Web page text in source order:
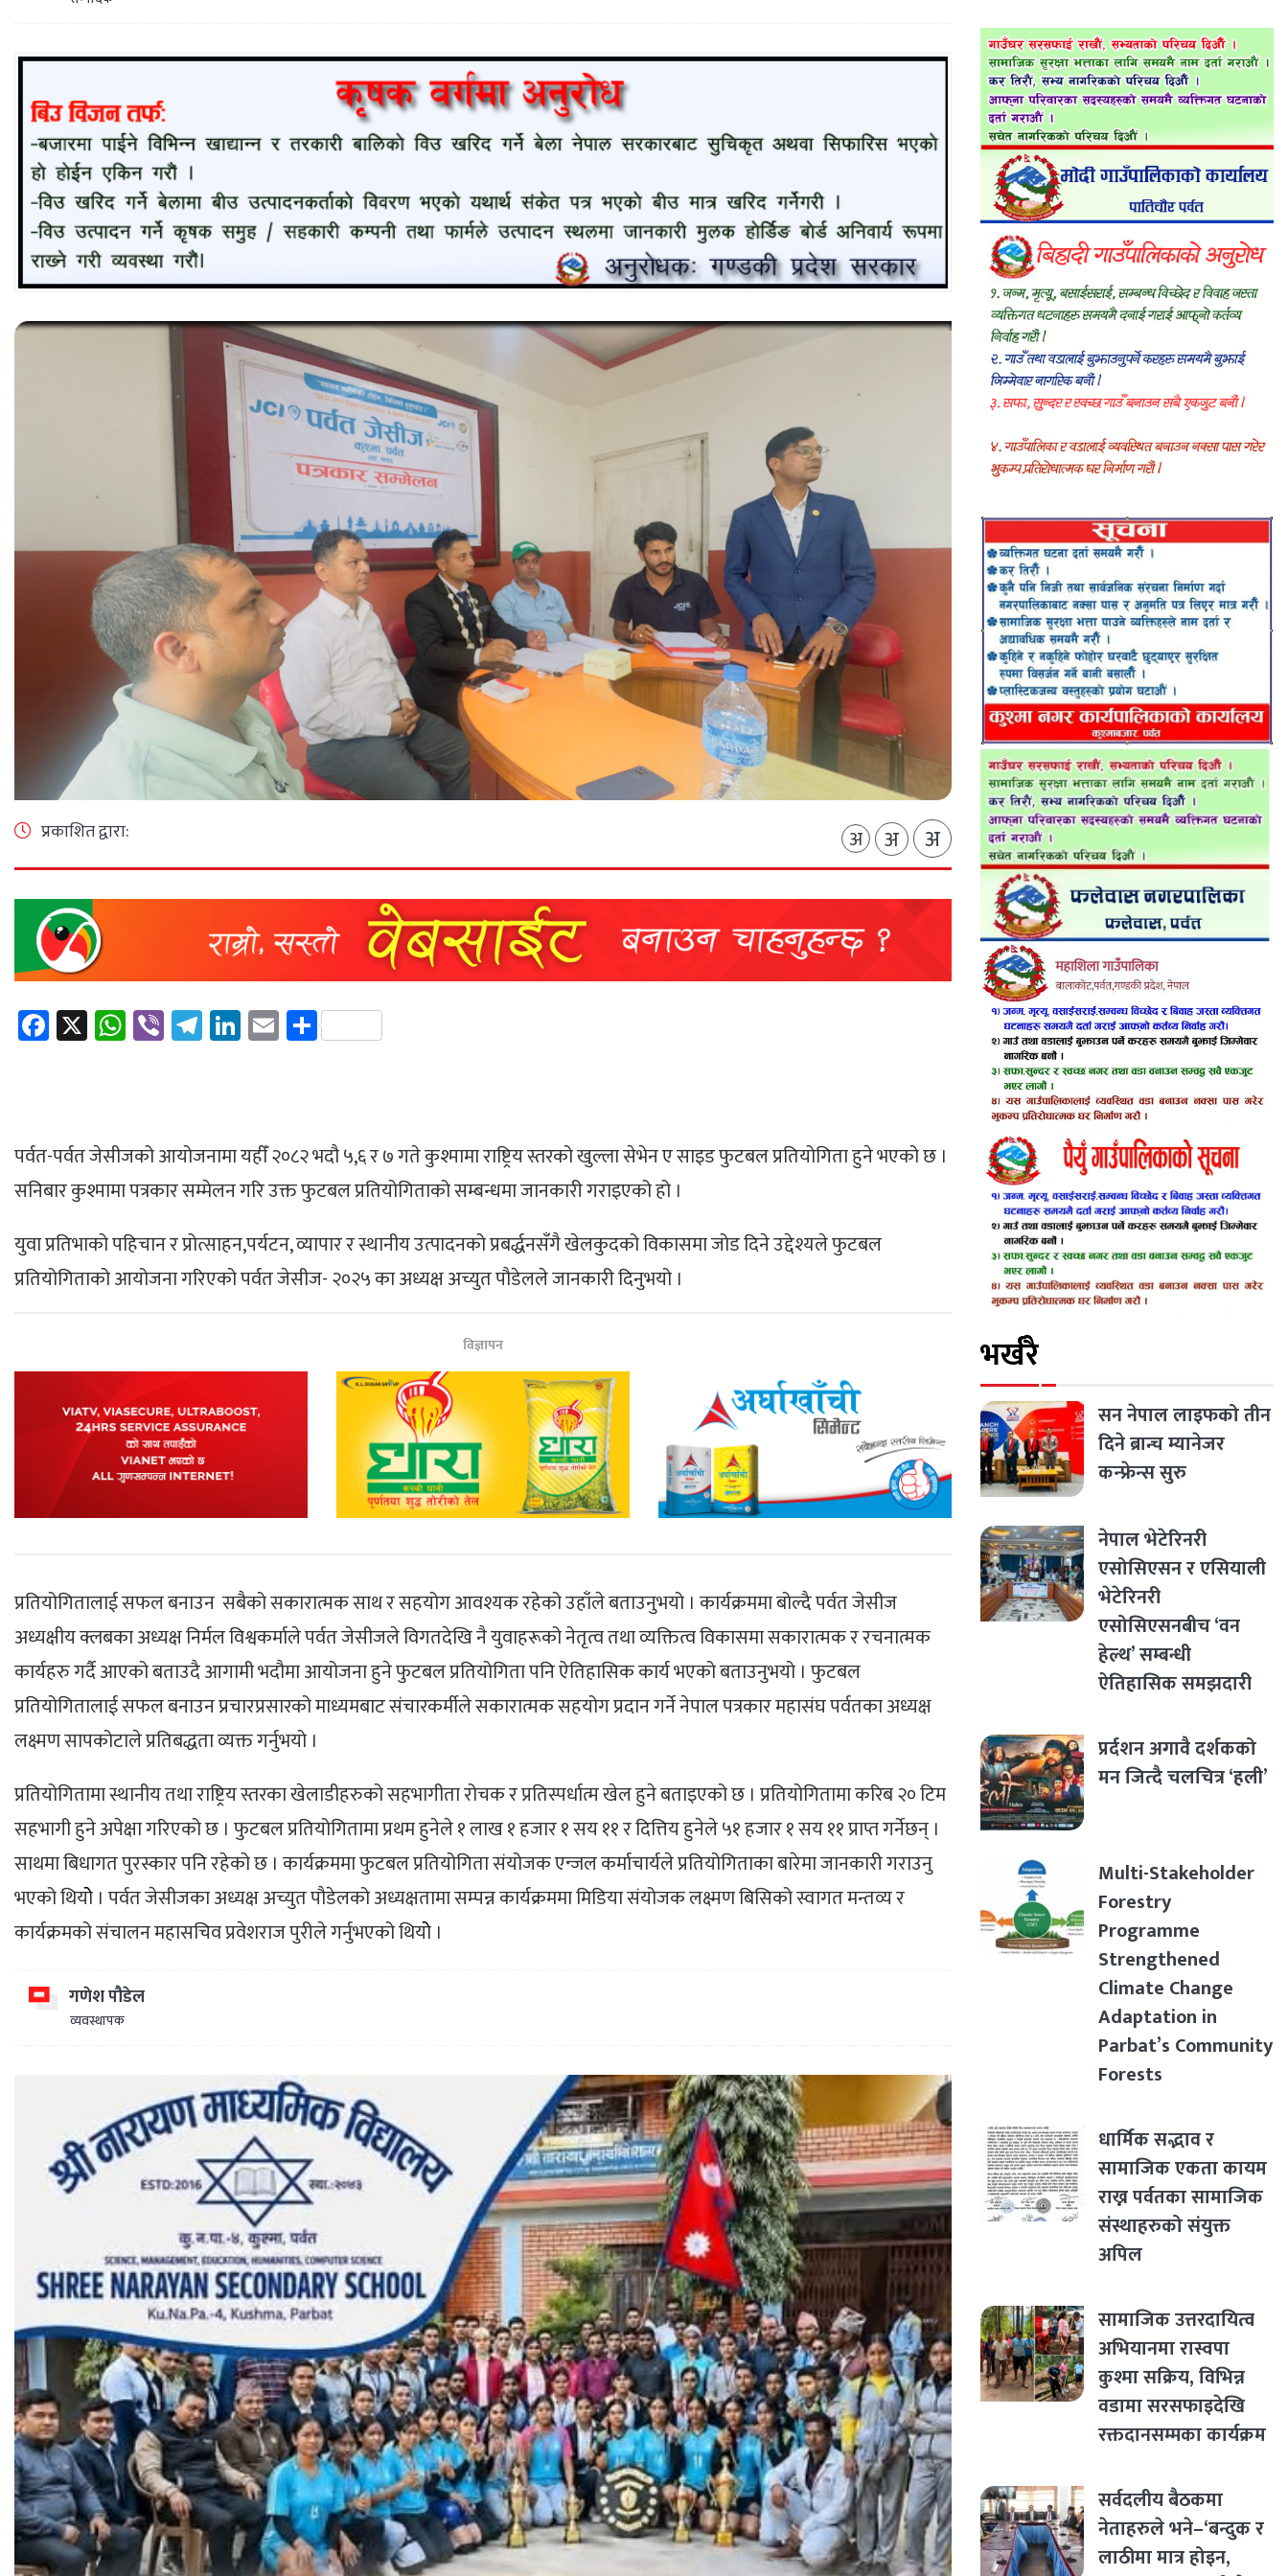
प्रकाशित द्वारा: अ अ अ
Facebook
X WhatsApp
ViberTelegram
LinkedIn
EmailShare
पर्वत-पर्वत जेसीजको आयोजनामा यहीँ २०८२ भदौ ५,६ र ७ गते कुश्मामा राष्ट्रिय स्तरको खुल्ला सेभेन ए साइड फुटबल प्रतियोगिता हुने भएको छ ।
सनिबार कुश्मामा पत्रकार सम्मेलन गरि उक्त फुटबल प्रतियोगिताको सम्बन्धमा जानकारी गराइएको हो ।
युवा प्रतिभाको पहिचान र प्रोत्साहन,पर्यटन, व्यापार र स्थानीय उत्पादनको प्रबर्द्धनसँगै खेलकुदको विकासमा जोड दिने उद्देश्यले फुटबल
प्रतियोगिताको आयोजना गरिएको पर्वत जेसीज- २०२५ का अध्यक्ष अच्युत पौडेलले जानकारी दिनुभयो ।
विज्ञापन
प्रतियोगितालाई सफल बनाउन सबैको सकारात्मक साथ र सहयोग आवश्यक रहेको उहाँले बताउनुभयो । कार्यक्रममा बोल्दै पर्वत जेसीज
अध्यक्षीय क्लबका अध्यक्ष निर्मल विश्वकर्माले पर्वत जेसीजले विगतदेखि नै युवाहरूको नेतृत्व तथा व्यक्तित्व विकासमा सकारात्मक र रचनात्मक
कार्यहरु गर्दै आएको बताउदै आगामी भदौमा आयोजना हुने फुटबल प्रतियोगिता पनि ऐतिहासिक कार्य भएको बताउनुभयो । फुटबल
प्रतियोगितालाई सफल बनाउन प्रचारप्रसारको माध्यमबाट संचारकर्मीले सकारात्मक सहयोग प्रदान गर्ने नेपाल पत्रकार महासंघ पर्वतका अध्यक्ष
लक्ष्मण सापकोटाले प्रतिबद्धता व्यक्त गर्नुभयो ।
प्रतियोगितामा स्थानीय तथा राष्ट्रिय स्तरका खेलाडीहरुको सहभागीता रोचक र प्रतिस्पर्धात्म खेल हुने बताइएको छ । प्रतियोगितामा करिब २० टिम
सहभागी हुने अपेक्षा गरिएको छ । फुटबल प्रतियोगितामा प्रथम हुनेले १ लाख १ हजार १ सय ११ र दित्तिय हुनेले ५१ हजार १ सय ११ प्राप्त गर्नेछन् ।
साथमा बिधागत पुरस्कार पनि रहेको छ । कार्यक्रममा फुटबल प्रतियोगिता संयोजक एन्जल कर्माचार्यले प्रतियोगिताका बारेमा जानकारी गराउनु
भएको थियोे । पर्वत जेसीजका अध्यक्ष अच्युत पौडेलको अध्यक्षतामा सम्पन्न कार्यक्रममा मिडिया संयोजक लक्ष्मण बिसिको स्वागत मन्तव्य र
कार्यक्रमको संचालन महासचिव प्रवेशराज पुरीले गर्नुभएको थियोे ।
गणेश पौडेल
व्यवस्थापक
भर्खरै
सन नेपाल लाइफको तीन
दिने ब्रान्च म्यानेजर
कन्फ्रेन्स सुरु
नेपाल भेटेरिनरी
एसोसिएसन र एसियाली
भेटेरिनरी
एसोसिएसनबीच ‘वन
हेल्थ’ सम्बन्धी
ऐतिहासिक समझदारी
प्रर्दशन अगावै दर्शकको
मन जित्दै चलचित्र ‘हली’
Multi-Stakeholder
Forestry
Programme
Strengthened
Climate Change
Adaptation in
Parbat’s Community
Forests
धार्मिक सद्भाव र
सामाजिक एकता कायम
राख्न पर्वतका सामाजिक
संस्थाहरुको संयुक्त
अपिल
सामाजिक उत्तरदायित्व
अभियानमा रास्वपा
कुश्मा सक्रिय, विभिन्न
वडामा सरसफाइदेखि
रक्तदानसम्मका कार्यक्रम
सर्वदलीय बैठकमा
नेताहरुले भने–‘बन्दुक र
लाठीमा मात्र होइन,